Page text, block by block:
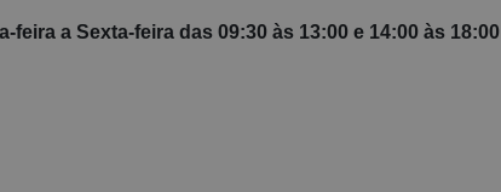
feira a Sexta-feira das 09:30 às 13:00 e 14:00 às 18:00